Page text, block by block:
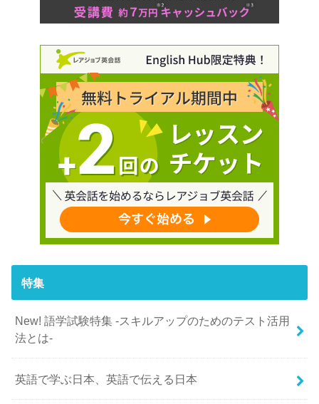
特集
New! 語学試験特集 -スキルアップのためのテスト活用
法とは-
英語で学ぶ日本、英語で伝える日本